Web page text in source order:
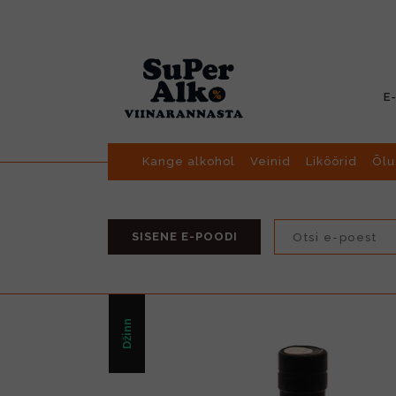
Kange alkohol Veinid Liköörid Õlu
SISENE E-POODI
Džinn